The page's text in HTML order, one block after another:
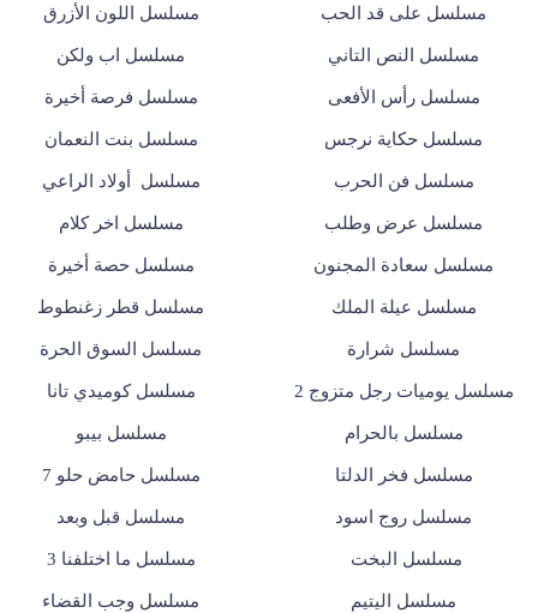
مسلسل على قد الحب مسلسل اللون الأزرق
مسلسل النص التاني مسلسل اب ولكن
مسلسل رأس الأفعى مسلسل فرصة أخيرة
مسلسل حكاية نرجس مسلسل بنت النعمان
مسلسل فن الحرب مسلسل أولاد الراعي
مسلسل عرض وطلب مسلسل اخر كلام
مسلسل سعادة المجنون مسلسل حصة أخيرة
مسلسل عيلة الملك مسلسل قطر زغنطوط
مسلسل شرارة مسلسل السوق الحرة
مسلسل يوميات رجل متزوج 2 مسلسل كوميدي تانا
مسلسل بالحرام مسلسل بيبو
مسلسل فخر الدلتا مسلسل حامض حلو 7
مسلسل روج اسود مسلسل قبل وبعد
مسلسل البخت مسلسل ما اختلفنا 3
مسلسل اليتيم مسلسل وجب القضاء